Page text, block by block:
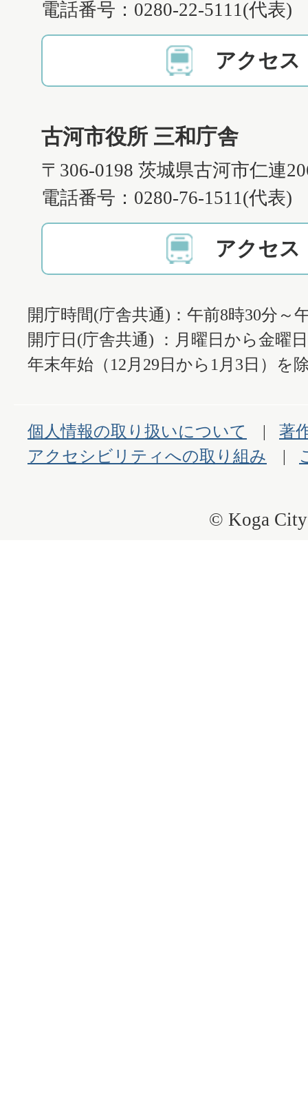
電話番号：0280-22-5111(代表)
アクセス
古河市役所 三和庁舎
〒306-0198 茨城県古河市仁連
電話番号：0280-76-1511(代表)
アクセス
開庁時間(庁舎共通)：午前8時30分～
開庁日(庁舎共通) ：月曜日から金曜
年末年始（12月29日から1月3日）を
個人情報の取り扱いについて
著
アクセシビリティへの取り組み
© Koga City